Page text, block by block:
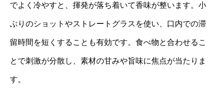
でよく冷やすと、揮発が落ち着いて香味が整います。小
ぶりのショットやストレートグラスを使い、口内での滞
留時間を短くすることも有効です。食べ物と合わせるこ
とで刺激が分散し、素材の甘みや旨味に焦点が当たりま
す。